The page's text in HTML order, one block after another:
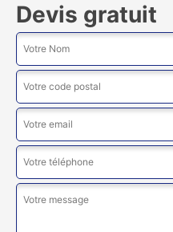
Devis gratuit